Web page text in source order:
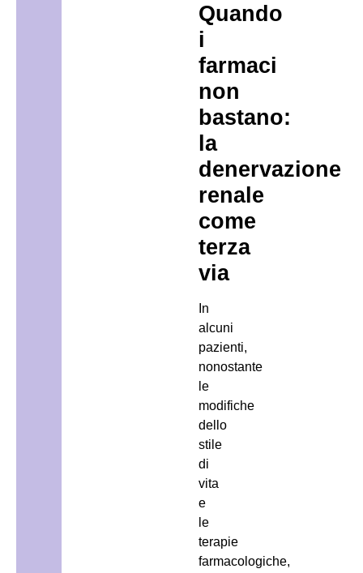
Quando
i
farmaci
non
bastano:
la
denervazione
renale
come
terza
via
In
alcuni
pazienti,
nonostante
le
modifiche
dello
stile
di
vita
e
le
terapie
farmacologiche,